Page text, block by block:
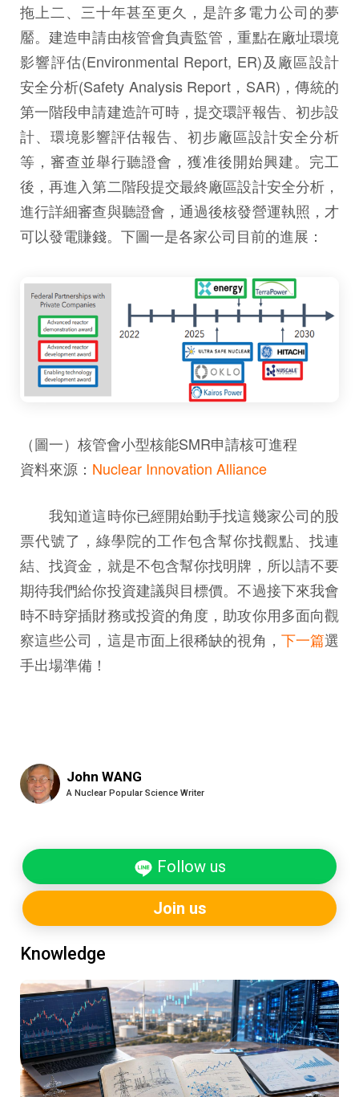
拖上二、三十年甚至更久，是許多電力公司的夢
靨。建造申請由核管會負責監管，重點在廠址環境
影響評估(Environmental Report, ER)及廠區設計
安全分析(Safety Analysis Report，SAR)，傳統的
第一階段申請建造許可時，提交環評報告、初步設
計、環境影響評估報告、初步廠區設計安全分析
等，審查並舉行聽證會，獲准後開始興建。完工
後，再進入第二階段提交最終廠區設計安全分析，
進行詳細審查與聽證會，通過後核發營運執照，才
可以發電賺錢。下圖一是各家公司目前的進展：
（圖一）核管會小型核能SMR申請核可進程
資料來源： Nuclear Innovation Alliance
我知道這時你已經開始動手找這幾家公司的股
票代號了，綠學院的工作包含幫你找觀點、找連
結、找資金，就是不包含幫你找明牌，所以請不要
期待我們給你投資建議與目標價。不過接下來我會
時不時穿插財務或投資的角度，助攻你用多面向觀
察這些公司，這是市面上很稀缺的視角， 下一篇選
手出場準備！
John WANG
A Nuclear Popular Science Writer
Follow us
Join us
Knowledge